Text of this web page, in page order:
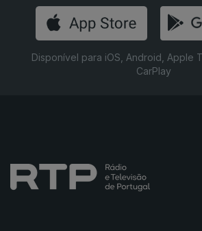
Disponível para iOS, Android, Apple
CarPlay